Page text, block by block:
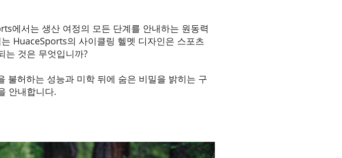
에서는 생산 여정의 모든 단계를 안내하는 원동력
HuaceSports의 사이클링 헬멧 디자인은 스포츠
는 것은 무엇입니까?
불허하는 성능과 미학 뒤에 숨은 비밀을 밝히는 구
안내합니다.